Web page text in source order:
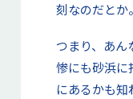
刻なのだとか。
つまり、あん
惨にも砂浜に
にあるかも